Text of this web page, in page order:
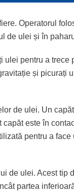
Operatorul
de ulei și în
ulei pentru a trece
și picurați
de ulei. Un
este în
pentru a
de ulei. Acest tip
partea